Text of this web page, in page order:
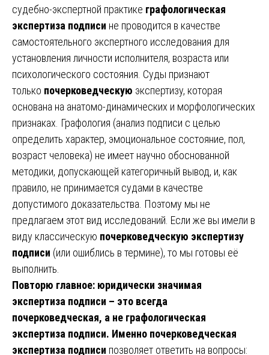
судебно-экспертной практике графологическая
экспертиза подписи не проводится в качестве
самостоятельного экспертного исследования для
установления личности исполнителя, возраста или
психологического состояния. Суды признают
только почерковедческую экспертизу, которая
основана на анатомо-динамических и морфологических
признаках. Графология (анализ подписи с целью
определить характер, эмоциональное состояние, пол,
возраст человека) не имеет научно обоснованной
методики, допускающей категоричный вывод, и, как
правило, не принимается судами в качестве
допустимого доказательства. Поэтому мы не
предлагаем этот вид исследований. Если же вы имели в
виду классическую почерковедческую экспертизу
подписи (или ошиблись в термине), то мы готовы её
выполнить.
Повторю главное: юридически значимая
экспертиза подписи – это всегда
почерковедческая, а не графологическая
экспертиза подписи. Именно почерковедческая
экспертиза подписи позволяет ответить на вопросы: